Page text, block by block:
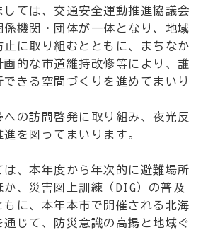
ては、交通安全運動推進協議会
係機関・団体が一体となり、地域
に取り組むとともに、まちなか
画的な市道維持改修等により、誰
きる空間づくりを進めてまいり
への訪問啓発に取り組み、夜光反
を図ってまいります。
は、本年度から年次的に避難場所
、災害図上訓練（DIG）の普及
に、本年本市で開催される北海
じて、防災意識の高揚と地域ぐ